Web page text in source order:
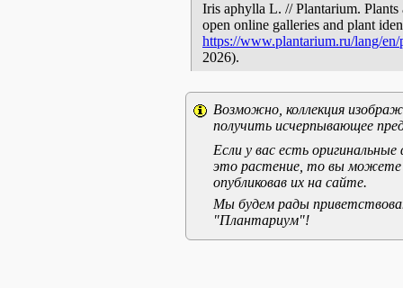
Iris aphylla L. // Plantarium.
open online galleries and plant
https://www.plantarium.ru/lang/
2026).
Возможно, коллекция
получить исчерпывающее
Если у вас есть
это растение, то вы можете
опубликовав их на сайте.
Мы будем рады
"Плантариум"!